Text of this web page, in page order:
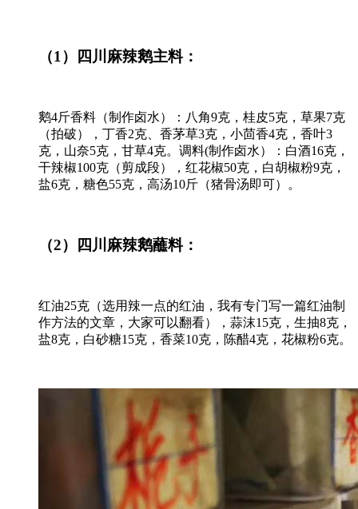
（1）四川麻辣鹅主料：
鹅4斤香料（制作卤水）：八角9克，桂皮5克，草果7克
（拍破），丁香2克、香茅草3克，小茴香4克，香叶3
克，山奈5克，甘草4克。调料(制作卤水）：白酒16克，
干辣椒100克（剪成段），红花椒50克，白胡椒粉9克，
盐6克，糖色55克，高汤10斤（猪骨汤即可）。
（2）四川麻辣鹅蘸料：
红油25克（选用辣一点的红油，我有专门写一篇红油制
作方法的文章，大家可以翻看），蒜沫15克，生抽8克，
盐8克，白砂糖15克，香菜10克，陈醋4克，花椒粉6克。